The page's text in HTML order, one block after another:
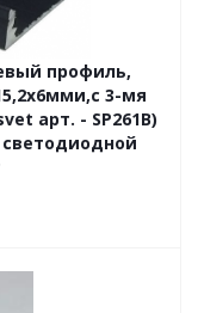
профиль,
3-мя
арт. - SP261B)